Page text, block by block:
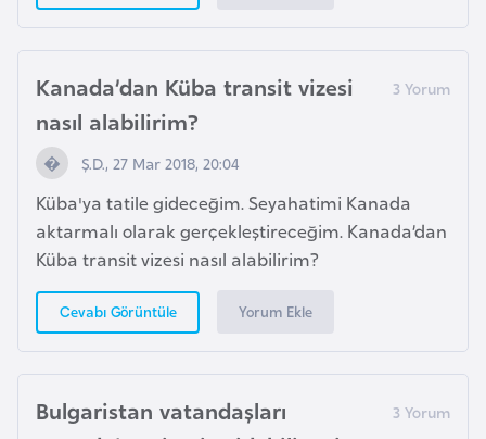
Kanada’dan Küba transit vizesi
nasıl alabilirim?
Ş.D., 27 Mar 2018, 20:04
Küba'ya tatile gideceğim. Seyahatimi Kanada
aktarmalı olarak gerçekleştireceğim. Kanada’dan
Küba transit vizesi nasıl alabilirim?
Cevabı Görüntüle Yorum Ekle
Bulgaristan vatandaşları
r
e
ü
n
e
y
d